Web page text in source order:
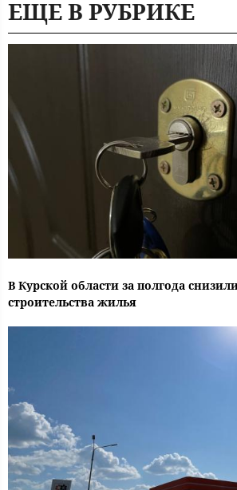
ЕЩЕ В РУБРИКЕ
В Курской области за полгода
строительства жилья